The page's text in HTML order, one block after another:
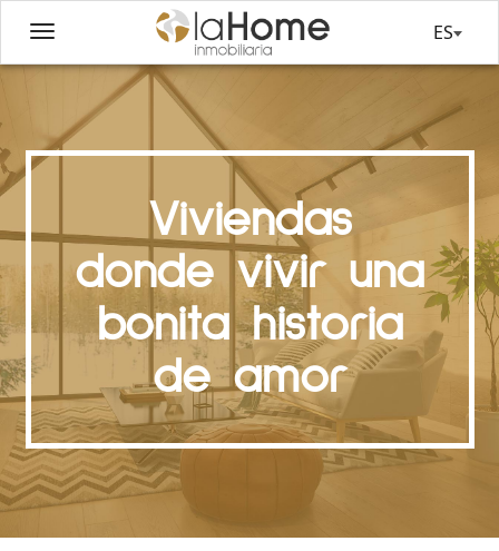
ES
Viviendas
donde vivir una
bonita historia
de amor